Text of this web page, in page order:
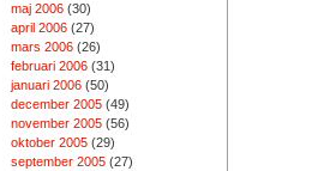
maj 2006(30)
april 2006(27)
mars 2006(26)
februari 2006(31)
januari 2006(50)
december 2005(49)
november 2005(56)
oktober 2005(29)
september 2005(27)